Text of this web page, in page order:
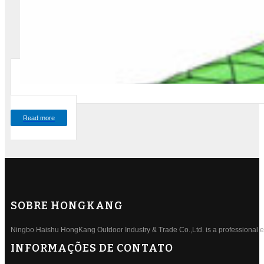
Read more
SOBRE HONGKANG
Ningbo Haishu HongKang Outdoor Industry & Trade Co.,Ltd. is a professional
INFORMAÇÕES DE CONTATO